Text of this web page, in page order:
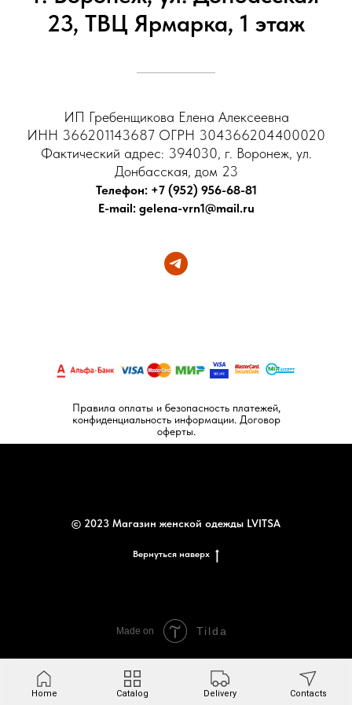
Home Catalog Delivery Contacts
23, ТВЦ Ярмарка, 1 этаж
ИП Гребенщикова Елена Алексеевна
ИНН 366201143687 ОГРН 304366204400020
Фактический адрес: 394030, г. Воронеж, ул.
Донбасская, дом 23
Телефон: +7 (952) 956-68-81
E-mail: gelena-vrn1@mail.ru
Правила оплаты и безопасность платежей,
конфиденциальность информации. Договор
оферты.
© 2023 Магазин женской одежды LVITSA
Вернуться наверх
Made on Tilda